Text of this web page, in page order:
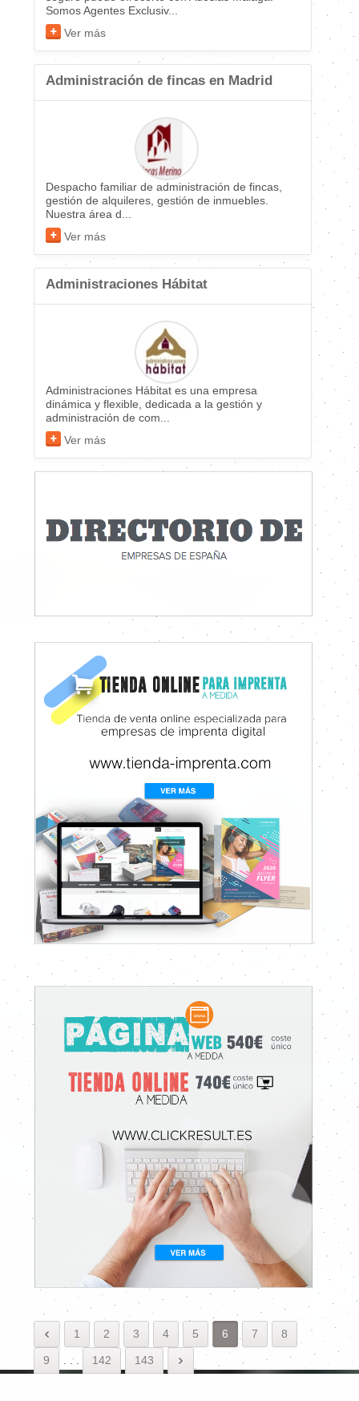
Somos Agentes Exclusiv...
Ver más
Administración de fincas en Madrid
Despacho familiar de administración de fincas,
gestión de alquileres, gestión de inmuebles.
Nuestra área d...
Ver más
Administraciones Hábitat
Administraciones Hábitat es una empresa
dinámica y flexible, dedicada a la gestión y
administración de com...
Ver más
1 2 3 4 5 6 7 8
9 . 142 143